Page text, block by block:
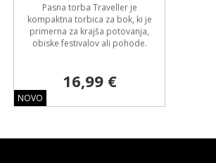
NOVO
Pasna torba Traveller je
kompaktna torbica za bok, ki je
primerna za krajša potovanja,
obiske festivalov ali pohode.
16,99 €